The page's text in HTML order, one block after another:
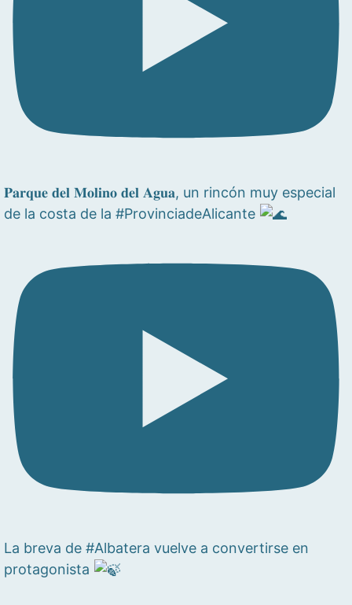
𝐏𝐚𝐫𝐪𝐮𝐞 𝐝𝐞𝐥 𝐌𝐨𝐥𝐢𝐧𝐨 𝐝𝐞𝐥 𝐀𝐠𝐮𝐚, un rincón muy especial
de la costa de la #ProvinciadeAlicante
La breva de #Albatera vuelve a convertirse en
protagonista